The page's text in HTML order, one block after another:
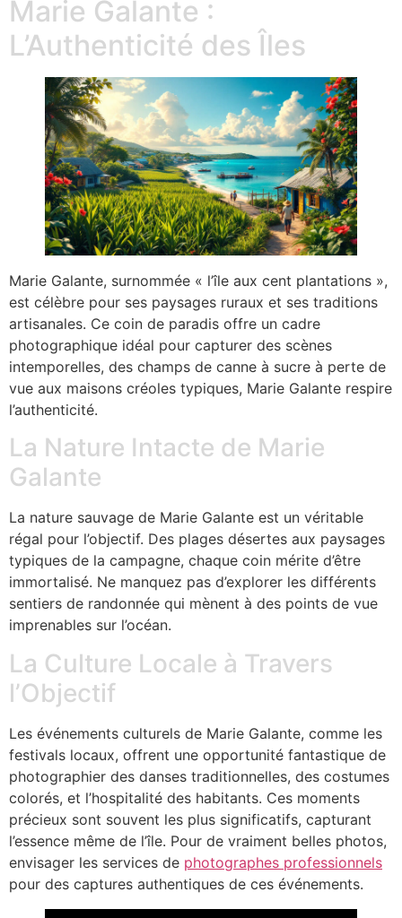
Marie Galante :
L’Authenticité des Îles
Marie Galante, surnommée « l’île aux cent plantations »,
est célèbre pour ses paysages ruraux et ses traditions
artisanales. Ce coin de paradis offre un cadre
photographique idéal pour capturer des scènes
intemporelles, des champs de canne à sucre à perte de
vue aux maisons créoles typiques, Marie Galante respire
l’authenticité.
La Nature Intacte de Marie
Galante
La nature sauvage de Marie Galante est un véritable
régal pour l’objectif. Des plages désertes aux paysages
typiques de la campagne, chaque coin mérite d’être
immortalisé. Ne manquez pas d’explorer les différents
sentiers de randonnée qui mènent à des points de vue
imprenables sur l’océan.
La Culture Locale à Travers
l’Objectif
Les événements culturels de Marie Galante, comme les
festivals locaux, offrent une opportunité fantastique de
photographier des danses traditionnelles, des costumes
colorés, et l’hospitalité des habitants. Ces moments
précieux sont souvent les plus significatifs, capturant
l’essence même de l’île. Pour de vraiment belles photos,
envisager les services de photographes professionnels
pour des captures authentiques de ces événements.